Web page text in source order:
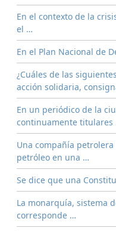
En el contexto de la
el …
En el Plan Nacional de
¿Cuáles de las
acción solidaria,
En un periódico de la
continuamente titulares
Una compañía
petróleo en una …
Se dice que una
La monarquía, sistema
corresponde …